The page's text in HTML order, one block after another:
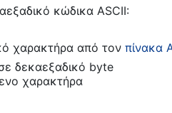
κώδικα ASCII:
χαρακτήρα από τον πίνακα
δεκαεξαδικό byte
χαρακτήρα